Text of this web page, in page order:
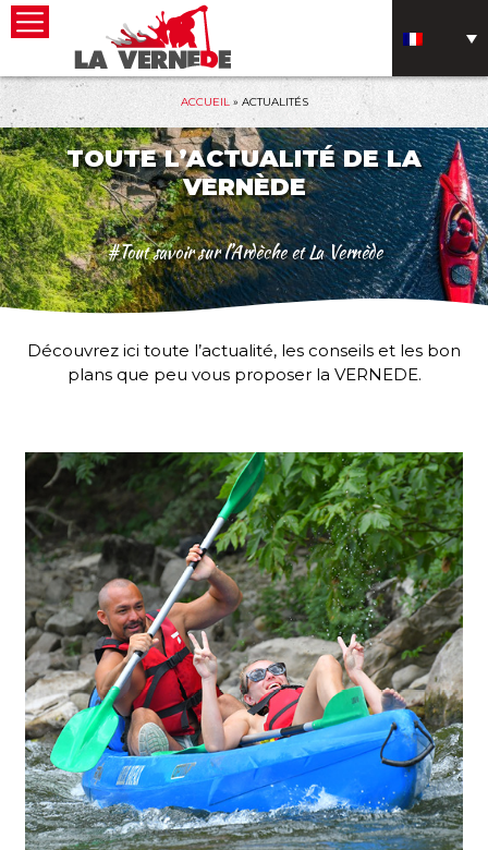
ACCUEIL» ACTUALITÉS
TOUTE L’ACTUALITÉ DE LA
VERNÈDE
#Tout savoir sur l’Ardèche et La Vernède
Découvrez ici toute l’actualité, les conseils et les bon
plans que peu vous proposer la VERNEDE.